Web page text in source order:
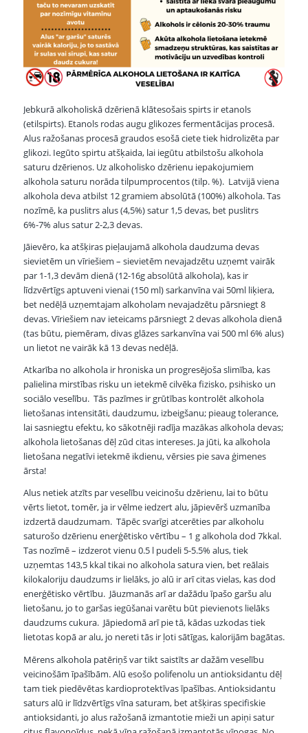
Jebkurā alkoholiskā dzērienā klātesošais spirts ir etanols
(etilspirts). Etanols rodas augu glikozes fermentācijas procesā.
Alus ražošanas procesā graudos esošā ciete tiek hidrolizēta par
glikozi. Iegūto spirtu atšķaida, lai iegūtu atbilstošu alkohola
saturu dzērienos. Uz alkoholisko dzērienu iepakojumiem
alkohola saturu norāda tilpumprocentos (tilp. %). Latvijā viena
alkohola deva atbilst 12 gramiem absolūtā (100%) alkohola. Tas
nozīmē, ka puslitrs alus (4,5%) satur 1,5 devas, bet puslitrs
6%-7% alus satur 2-2,3 devas.
Jāievēro, ka atšķiras pieļaujamā alkohola daudzuma devas
sievietēm un vīriešiem – sievietēm nevajadzētu uzņemt vairāk
par 1-1,3 devām dienā (12-16g absolūtā alkohola), kas ir
līdzvērtīgs aptuveni vienai (150 ml) sarkanvīna vai 50ml liķiera,
bet nedēļā uzņemtajam alkoholam nevajadzētu pārsniegt 8
devas. Vīriešiem nav ieteicams pārsniegt 2 devas alkohola dienā
(tas būtu, piemēram, divas glāzes sarkanvīna vai 500 ml 6% alus)
un lietot ne vairāk kā 13 devas nedēļā.
Atkarība no alkohola ir hroniska un progresējoša slimība, kas
palielina mirstības risku un ietekmē cilvēka fizisko, psihisko un
sociālo veselību. Tās pazīmes ir grūtības kontrolēt alkohola
lietošanas intensitāti, daudzumu, izbeigšanu; pieaug tolerance,
lai sasniegtu efektu, ko sākotnēji radīja mazākas alkohola devas;
alkohola lietošanas dēļ zūd citas intereses. Ja jūti, ka alkohola
lietošana negatīvi ietekmē ikdienu, vērsies pie sava ģimenes
ārsta!
Alus netiek atzīts par veselību veicinošu dzērienu, lai to būtu
vērts lietot, tomēr, ja ir vēlme iedzert alu, jāpievērš uzmanība
izdzertā daudzumam. Tāpēc svarīgi atcerēties par alkoholu
saturošo dzērienu enerģētisko vērtību – 1 g alkohola dod 7kkal.
Tas nozīmē – izdzerot vienu 0.5 l pudeli 5-5.5% alus, tiek
uzņemtas 143,5 kkal tikai no alkohola satura vien, bet reālais
kilokaloriju daudzums ir lielāks, jo alū ir arī citas vielas, kas dod
enerģētisko vērtību. Jāuzmanās arī ar dažādu īpašo garšu alu
lietošanu, jo to garšas iegūšanai varētu būt pievienots lielāks
daudzums cukura. Jāpiedomā arī pie tā, kādas uzkodas tiek
lietotas kopā ar alu, jo nereti tās ir ļoti sātīgas, kalorijām bagātas.
Mērens alkohola patēriņš var tikt saistīts ar dažām veselību
veicinošām īpašībām. Alū esošo polifenolu un antioksidantu dēļ
tam tiek piedēvētas kardioprotektīvas īpašības. Antioksidantu
saturs alū ir līdzvērtīgs vīna saturam, bet atšķiras specifiskie
antioksidanti, jo alus ražošanā izmantotie mieži un apiņi satur